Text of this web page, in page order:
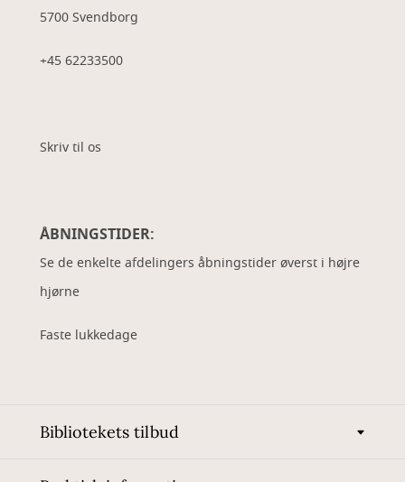
5700 Svendborg
+45 62233500
Skriv til os
ÅBNINGSTIDER:
Se de enkelte afdelingers åbningstider øverst i højre
hjørne
Faste lukkedage
Bibliotekets tilbud